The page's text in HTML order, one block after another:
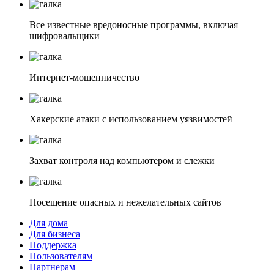
Все известные вредоносные программы, включая
шифровальщики
Интернет-мошенничество
Хакерские атаки с использованием уязвимостей
Захват контроля над компьютером и слежки
Посещение опасных и нежелательных сайтов
Для дома
Для бизнеса
Поддержка
Пользователям
Партнерам